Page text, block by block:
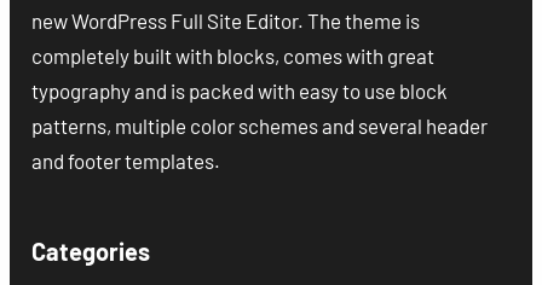
new WordPress Full Site Editor. The theme is
completely built with blocks, comes with great
typography and is packed with easy to use block
patterns, multiple color schemes and several header
and footer templates.
Categories